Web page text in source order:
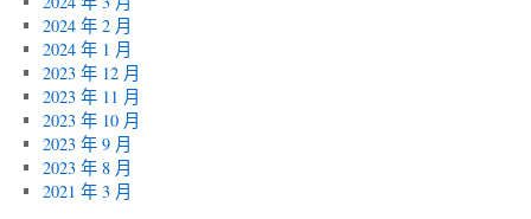
2024 年 2 月
2024 年 1 月
2023 年 12 月
2023 年 11 月
2023 年 10 月
2023 年 9 月
2023 年 8 月
2021 年 3 月